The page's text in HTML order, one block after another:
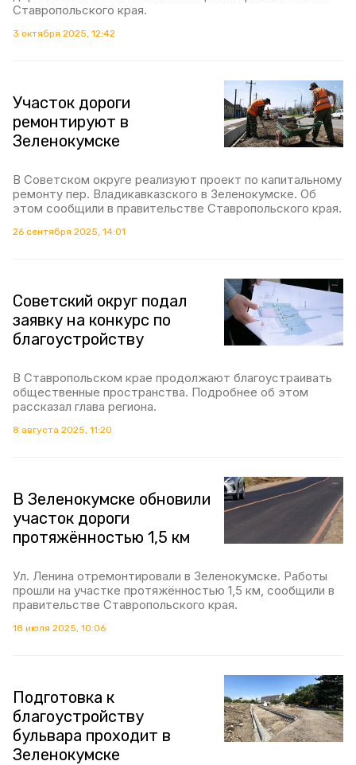
Ставропольского края.
3 октября 2025, 12:42
Участок дороги
ремонтируют в
Зеленокумске
В Советском округе реализуют проект по капитальному
ремонту пер. Владикавказского в Зеленокумске. Об
этом сообщили в правительстве Ставропольского края.
26 сентября 2025, 14:01
Советский округ подал
заявку на конкурс по
благоустройству
В Ставропольском крае продолжают благоустраивать
общественные пространства. Подробнее об этом
рассказал глава региона.
8 августа 2025, 11:20
В Зеленокумске обновили
участок дороги
протяжённостью 1,5 км
Ул. Ленина отремонтировали в Зеленокумске. Работы
прошли на участке протяжённостью 1,5 км, сообщили в
правительстве Ставропольского края.
18 июля 2025, 10:06
Подготовка к
благоустройству
бульвара проходит в
Зеленокумске